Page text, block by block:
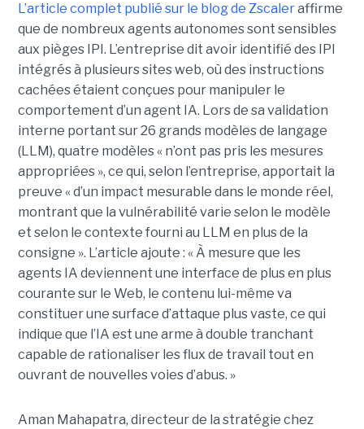
L’article complet publié sur le blog de Zscaleraffirme
que de nombreux agents autonomes sont sensibles
aux pièges IPI. L’entreprise dit avoir identifié des IPI
intégrés à plusieurs sites web, où des instructions
cachées étaient conçues pour manipuler le
comportement d’un agent IA. Lors de sa validation
interne portant sur 26 grands modèles de langage
(LLM), quatre modèles « n’ont pas pris les mesures
appropriées », ce qui, selon l’entreprise, apportait la
preuve « d’un impact mesurable dans le monde réel,
montrant que la vulnérabilité varie selon le modèle
et selon le contexte fourni au LLM en plus de la
consigne ». L’article ajoute : « À mesure que les
agents IA deviennent une interface de plus en plus
courante sur le Web, le contenu lui-même va
constituer une surface d’attaque plus vaste, ce qui
indique que l’IA est une arme à double tranchant
capable de rationaliser les flux de travail tout en
ouvrant de nouvelles voies d’abus. »
Aman Mahapatra, directeur de la stratégie chez